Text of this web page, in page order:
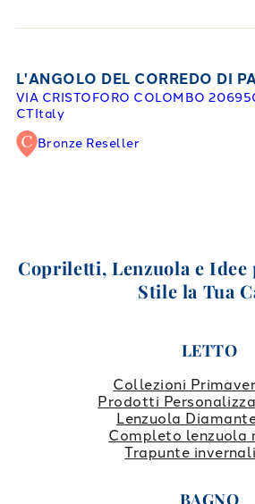
VIA CRISTOFORO COLOMBO 206
CTItaly
Bronze Reseller
Copriletti, Lenzuola e
Stile la Tua
LETTO
Collezioni
Prodotti
Lenzuola
Completo lenzuola
Trapunte
BAGNO